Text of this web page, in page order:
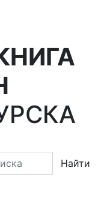
Найти